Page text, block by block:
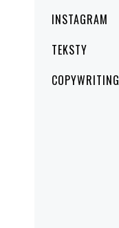
INSTAGRAM
TEKSTY
COPYWRITING